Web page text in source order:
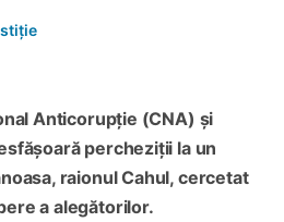
Anticorupție (CNA) și
percheziții la un
raionul Cahul, cercetat
a alegătorilor.